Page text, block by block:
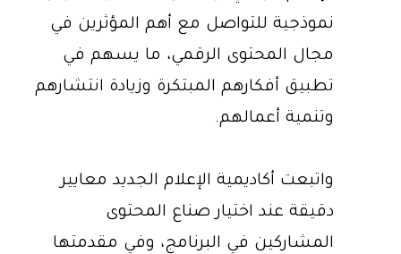
نموذجية للتواصل مع أهم المؤثرين في
مجال المحتوى الرقمي، ما يسهم في
تطبيق أفكارهم المبتكرة وزيادة انتشارهم
وتنمية أعمالهم.
واتبعت أكاديمية الإعلام الجديد معايير
دقيقة عند اختيار صناع المحتوى
المشاركين في البرنامج، وفي مقدمتها